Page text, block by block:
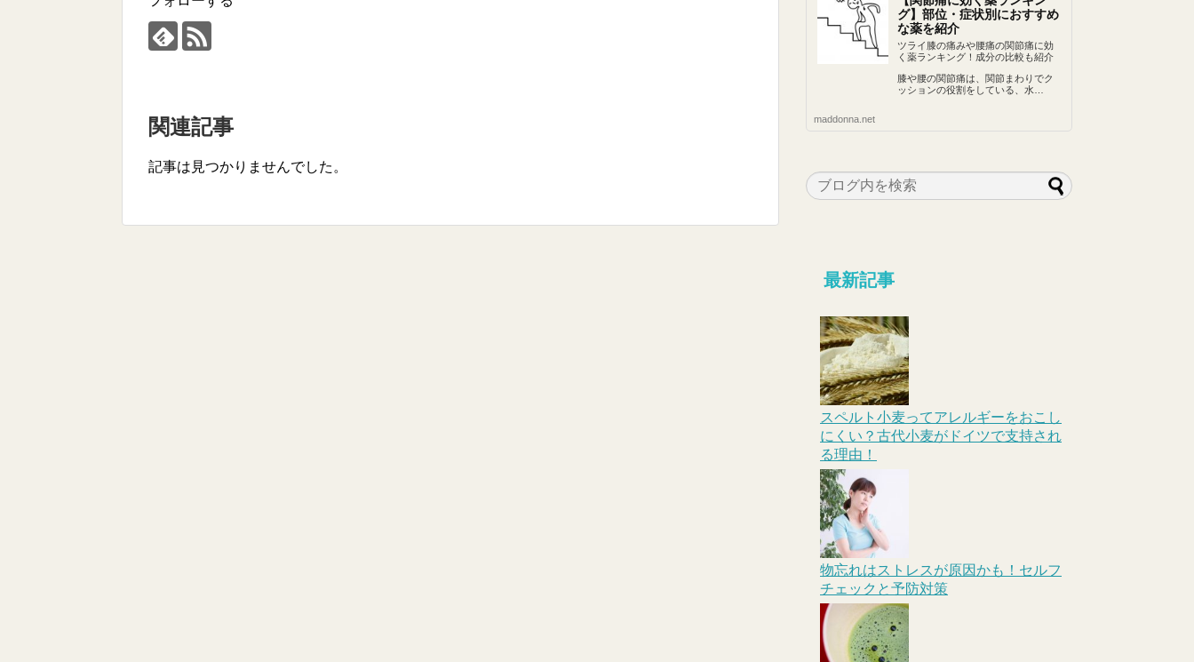
関連記事
記事は見つかりませんでした。
グ】部位・症状別におすすめ
な薬を紹介
ツライ膝の痛みや腰痛の関節痛に効
く薬ランキング！成分の比較も紹介
膝や腰の関節痛は、関節まわりでク
ッションの役割をしている、水…
maddonna.net
最新記事
スペルト小麦ってアレルギーをおこし
にくい？古代小麦がドイツで支持され
る理由！
物忘れはストレスが原因かも！セルフ
チェックと予防対策